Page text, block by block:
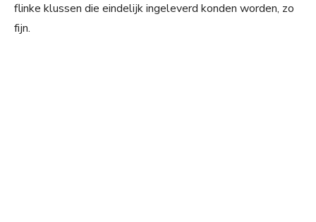
flinke klussen die eindelijk ingeleverd konden worden, zo
fijn.